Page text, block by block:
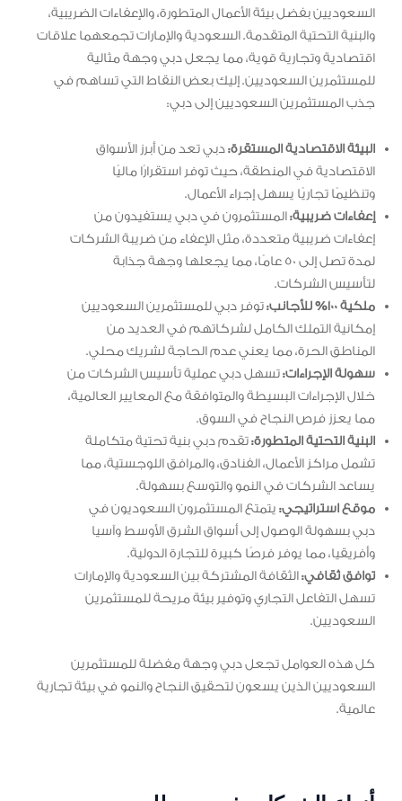
السعوديين بفضل بيئة الأعمال المتطورة، والإعفاءات الضريبية،
والبنية التحتية المتقدمة. السعودية والإمارات تجمعهما علاقات
اقتصادية وتجارية قوية، مما يجعل دبي وجهة مثالية
للمستثمرين السعوديين. إليك بعض النقاط التي تساهم في
جذب المستثمرين السعوديين إلى دبي:
البيئة الاقتصادية المستقرة:دبي تعد من أبرز الأسواق
الاقتصادية في المنطقة، حيث توفر استقرارًا ماليًا
وتنظيمًا تجاريًا يسهل إجراء الأعمال.
إعفاءات ضريبية:المستثمرون في دبي يستفيدون من
إعفاءات ضريبية متعددة، مثل الإعفاء من ضريبة الشركات
لمدة تصل إلى 50 عامًا، مما يجعلها وجهة جذابة
لتأسيس الشركات.
ملكية 100% للأجانب:
توفر دبي للمستثمرين السعوديين
إمكانية التملك الكامل لشركاتهم في العديد من
المناطق الحرة، مما يعني عدم الحاجة لشريك محلي.
سهولة الإجراءات:تسهل دبي عملية تأسيس الشركات من
خلال الإجراءات البسيطة والمتوافقة مع المعايير العالمية،
مما يعزز فرص النجاح في السوق.
البنية التحتية المتطورة:تقدم دبي بنية تحتية متكاملة
تشمل مراكز الأعمال، الفنادق، والمرافق اللوجستية، مما
يساعد الشركات في النمو والتوسع بسهولة.
موقع استراتيجي: يتمتع المستثمرون السعوديون في
دبي بسهولة الوصول إلى أسواق الشرق الأوسط وآسيا
وأفريقيا، مما يوفر فرصًا كبيرة للتجارة الدولية.
توافق ثقافي:الثقافة المشتركة بين السعودية والإمارات
تسهل التفاعل التجاري وتوفير بيئة مريحة للمستثمرين
السعوديين.
كل هذه العوامل تجعل دبي وجهة مفضلة للمستثمرين
السعوديين الذين يسعون لتحقيق النجاح والنمو في بيئة تجارية
عالمية.